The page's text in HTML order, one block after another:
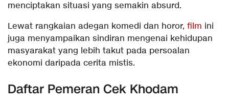
menciptakan situasi yang semakin absurd.
Lewat rangkaian adegan komedi dan horor, film ini
juga menyampaikan sindiran mengenai kehidupan
masyarakat yang lebih takut pada persoalan
ekonomi daripada cerita mistis.
Daftar Pemeran Cek Khodam